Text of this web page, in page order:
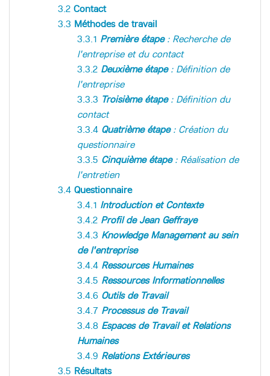
3.2 Contact
3.3 Méthodes de travail
3.3.1 Première étape: Recherche de
l'entreprise et du contact
3.3.2 Deuxième étape: Définition de
l'entreprise
3.3.3 Troisième étape: Définition du
contact
3.3.4 Quatrième étape: Création du
questionnaire
3.3.5 Cinquième étape: Réalisation de
l'entretien
3.4 Questionnaire
3.4.1 Introduction et Contexte
3.4.2 Profil de Jean Geffraye
3.4.3 Knowledge Management au sein
de l'entreprise
3.4.4 Ressources Humaines
3.4.5 Ressources Informationnelles
3.4.6 Outils de Travail
3.4.7 Processus de Travail
3.4.8 Espaces de Travail et Relations
Humaines
3.4.9 Relations Extérieures
3.5 Résultats